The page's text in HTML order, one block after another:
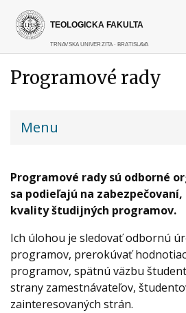
Skočiť
hlavný
obsah
Programové rady
Main
Menu
Programové rady sú odborné
sa podieľajú na
kvality študijných programov.
Ich úlohou je sledovať odbornú
programov, prerokúvať
programov, spätnú väzbu
strany zamestnávateľov,
zainteresovaných strán.